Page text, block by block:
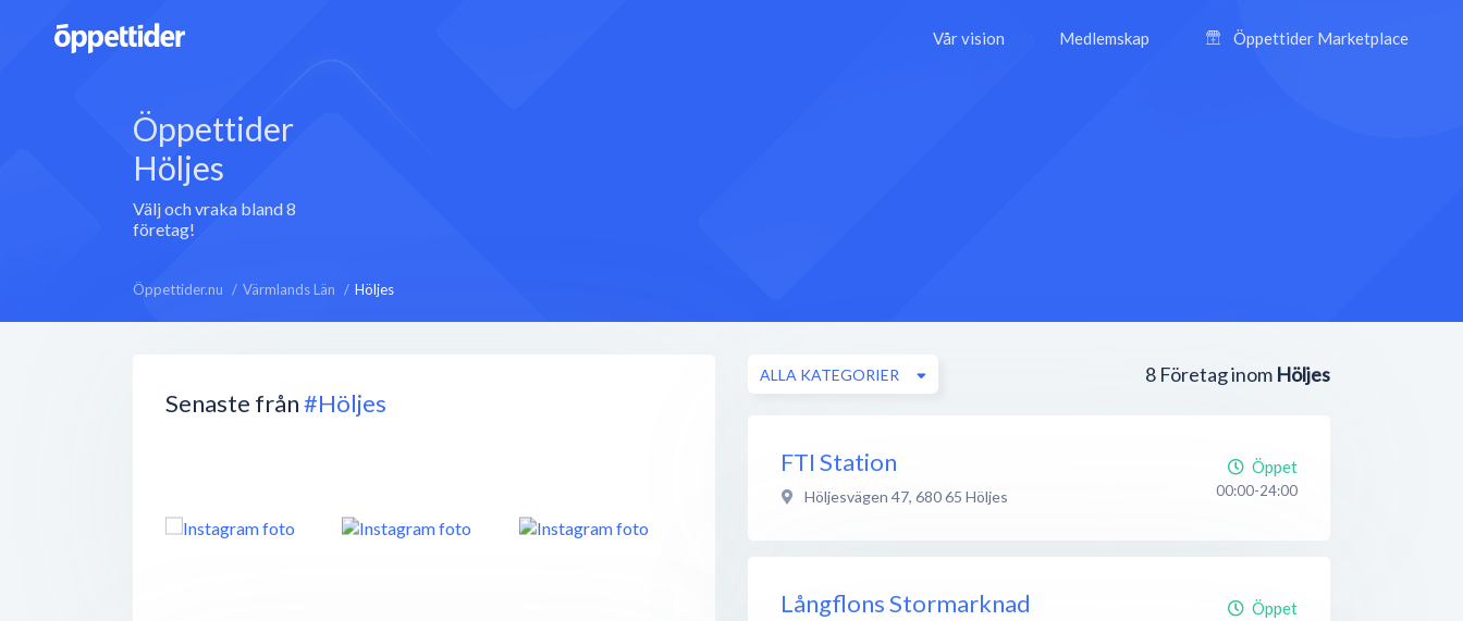
Vår vision Medlemskap Öppettider Marketplace
Öppettider
Höljes
Välj och vraka bland 8
företag!
Öppettider.nu Värmlands Län Höljes
Senaste från#Höljes
8 Företag inom Höljes
ALLA KATEGORIER
FTI Station
Höljesvägen 47, 680 65 Höljes
Öppet
00:00-24:00
Långflons Stormarknad Öppet